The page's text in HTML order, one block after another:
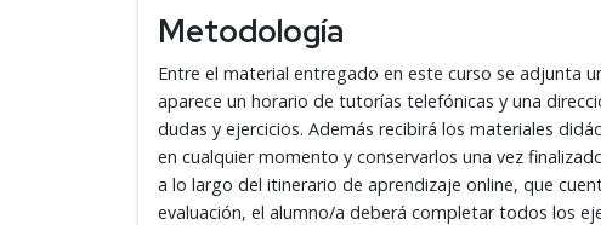
Metodología
Entre el material entregado en este curso se adjunta
aparece un horario de tutorías telefónicas y una
dudas y ejercicios. Además recibirá los materiales
en cualquier momento y conservarlos una vez
a lo largo del itinerario de aprendizaje online, que
evaluación, el alumno/a deberá completar todos los